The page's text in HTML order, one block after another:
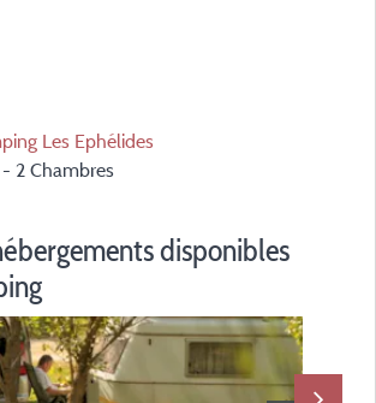
Les Ephélides
2 Chambres
disponibles